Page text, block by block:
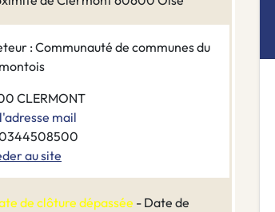
: Communauté de communes du
CLERMONT
mail
0344508500
au site
de clôture dépassée - Date de